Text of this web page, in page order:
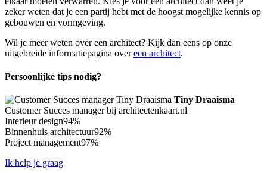
zeker weten dat je een partij hebt met de hoogst mogelijke kennis op
gebouwen en vormgeving.
Wil je meer weten over een architect? Kijk dan eens op onze
uitgebreide informatiepagina overeen architect.
Persoonlijke tips nodig?
Tiny Draaisma
Customer Succes manager bij architectenkaart.nl
Interieur design94%
Binnenhuis architectuur92%
Project management97%
Ik help je graag